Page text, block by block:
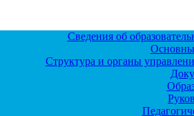
Сведения об
Структура и органы